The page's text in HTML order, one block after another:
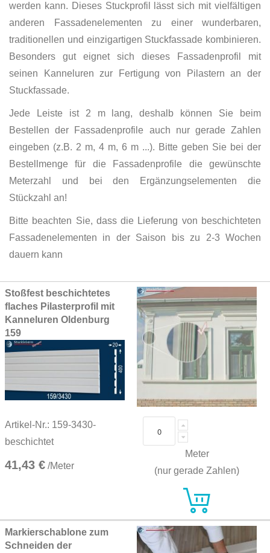
werden kann. Dieses Stuckprofil lässt sich mit vielfältigen
anderen Fassadenelementen zu einer wunderbaren,
traditionellen und einzigartigen Stuckfassade kombinieren.
Besonders gut eignet sich dieses Fassadenprofil mit
seinen Kanneluren zur Fertigung von Pilastern an der
Stuckfassade.
Jede Leiste ist 2 m lang, deshalb können Sie beim
Bestellen der Fassadenprofile auch nur gerade Zahlen
eingeben (z.B. 2 m, 4 m, 6 m ...). Bitte geben Sie bei der
Bestellmenge für die Fassadenprofile die gewünschte
Meterzahl und bei den Ergänzungselementen die
Stückzahl an!
Bitte beachten Sie, dass die Lieferung von beschichteten
Fassadenelementen in der Saison bis zu 2-3 Wochen
dauern kann
Grouped
product
items
Stoßfest beschichtetes
flaches Pilasterprofil mit
Kanneluren Oldenburg
159
Artikel-Nr.: 159-3430-
beschichtet
41,43 € /Meter
Meter
(nur gerade Zahlen)
Markierschablone zum
Schneiden der